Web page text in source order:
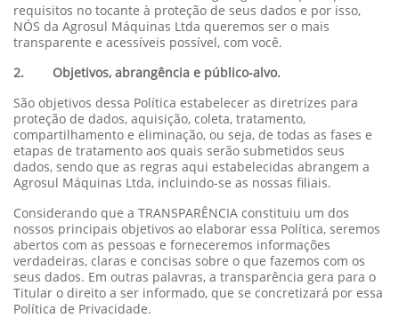
requisitos no tocante à proteção de seus dados e por isso,
NÓS da Agrosul Máquinas Ltda queremos ser o mais
transparente e acessíveis possível, com você.
2. Objetivos, abrangência e público-alvo.
São objetivos dessa Política estabelecer as diretrizes para
proteção de dados, aquisição, coleta, tratamento,
compartilhamento e eliminação, ou seja, de todas as fases e
etapas de tratamento aos quais serão submetidos seus
dados, sendo que as regras aqui estabelecidas abrangem a
Agrosul Máquinas Ltda, incluindo-se as nossas filiais.
Considerando que a TRANSPARÊNCIA constituiu um dos
nossos principais objetivos ao elaborar essa Política, seremos
abertos com as pessoas e forneceremos informações
verdadeiras, claras e concisas sobre o que fazemos com os
seus dados. Em outras palavras, a transparência gera para o
Titular o direito a ser informado, que se concretizará por essa
Política de Privacidade.